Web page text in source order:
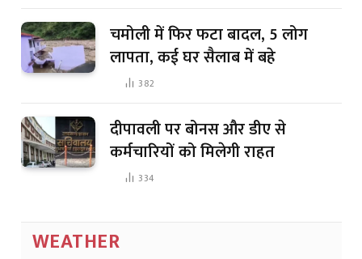
चमोली में फिर फटा बादल, 5 लोग
लापता, कई घर सैलाब में बहे
382
दीपावली पर बोनस और डीए से
कर्मचारियों को मिलेगी राहत
334
WEATHER